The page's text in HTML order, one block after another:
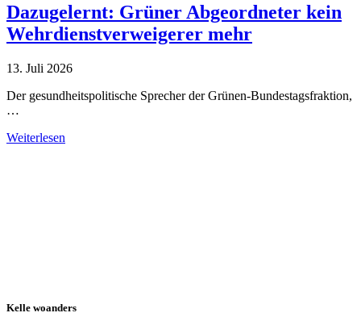
Dazugelernt: Grüner Abgeordneter kein
Wehrdienstverweigerer mehr
13. Juli 2026
Der gesundheitspolitische Sprecher der Grünen-Bundestagsfraktion,
…
Weiterlesen
Kelle woanders